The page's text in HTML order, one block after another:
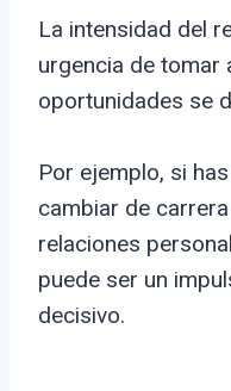
La intensidad del
urgencia de tomar
oportunidades se
Por ejemplo, si
cambiar de
relaciones
puede ser un
decisivo.